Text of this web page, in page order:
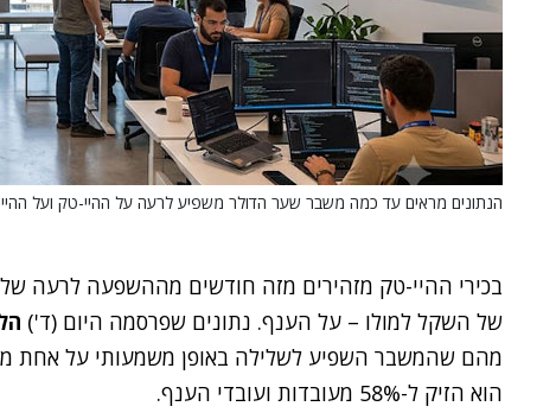
הנתונים מראים עד כמה משבר שער הדולר משפיע לרעה על ההיי-טק ועל
בכירי ההיי-טק מזהירים מזה חודשים מההשפעה לרעה
של השקל למולו – על הענף. נתונים שפרסמה היום (ד')
הוא הזיק ל-58% מעובדות ועובדי הענף.